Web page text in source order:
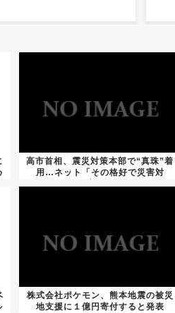
高市首相、震災対策本部で“真珠”着
用…ネット「その格好で災害対
株式会社ポケモン、熊本地震の被災
地支援に１億円寄付すると発表